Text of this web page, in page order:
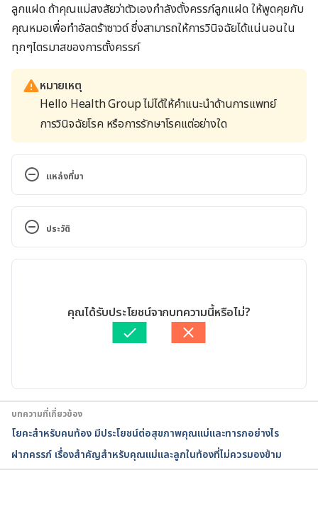
ลูกแฝด ถ้าคุณแม่สงสัยว่าตัวเองกำลังตั้งครรภ์ลูกแฝด ให้พูดคุยกับ
คุณหมอเพื่อทำอัลตร้าซาวด์ซึ่งสามารถให้การวินิจฉัยได้แน่นอนใน
ทุกๆไตรมาสของการตั้งครรภ์
หมายเหตุ
Hello Health Group ไม่ได้ให้คำแนะนำด้านการแพทย์
การวินิจฉัยโรค หรือการรักษาโรคแต่อย่างใด
แหล่งที่มา
Twins Pregnancy Symptoms.
http://americanpregnancy.org/multiples/symptom
s-of-multiple-pregnancy/. Accessed March 14,
https://www.familyeducation.com/pregnancy/expe
cting-multiples/signs-symptoms-multiple-
pregnancy. Accessed March 14, 2022.
https://www.acog.org/womens-
health/faqs/multiple-pregnancy. Accessed March
14, 2022.
Symptoms and Diagnosis of Multiple
Pregnancy. https://www.urmc.rochester.edu/encycl
ประวัติ
เขียนโดย ทีม Hello คุณหมอ
ตรวจสอบข้อมูลทางการแพทย์โดยแพทย์หญิงรัชตภา นาเวศภูติ
คุณได้รับประโยชน์จากบทความนี้หรือไม่?
บทความที่เกี่ยวข้อง
โยคะสำหรับคนท้อง มีประโยชน์ต่อสุขภาพคุณแม่และทารกอย่างไร
ฝากครรภ์ เรื่องสำคัญสำหรับคุณแม่และลูกในท้องที่ไม่ควรมองข้าม